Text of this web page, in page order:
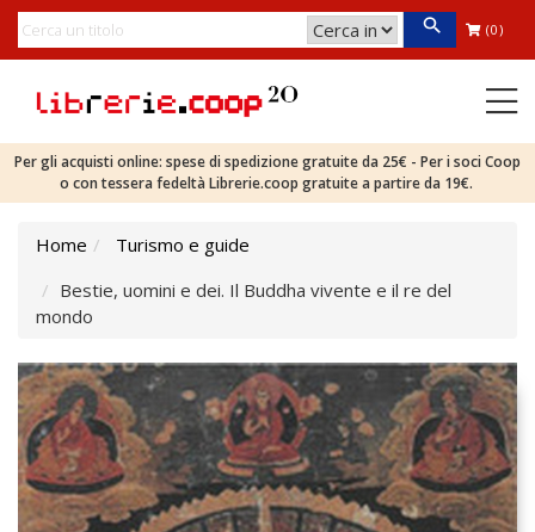
(0)
Per gli acquisti online: spese di spedizione gratuite da 25€ - Per i soci Coop
o con tessera fedeltà Librerie.coop gratuite a partire da 19€.
Home
Turismo e guide
Bestie, uomini e dei. Il Buddha vivente e il re del
mondo